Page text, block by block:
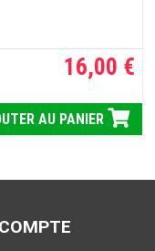
16,00 €
AU PANIER